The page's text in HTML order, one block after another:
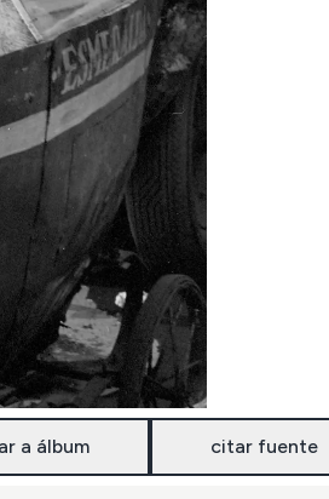
a álbum citar fuente